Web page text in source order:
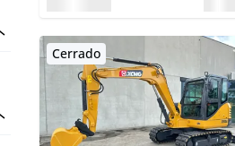
Cerrado